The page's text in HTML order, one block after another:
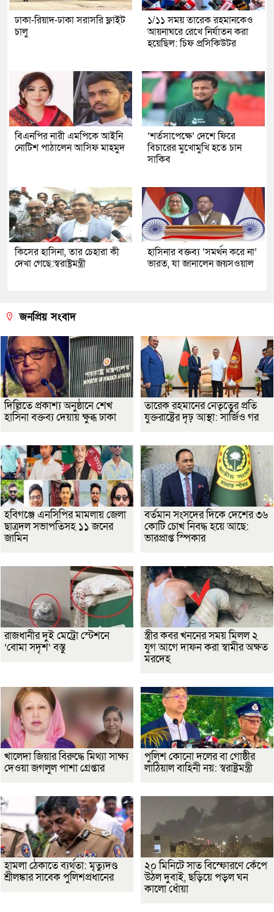
ঢাকা-রিয়াদ-ঢাকা সরাসরি ফ্লাইট
চালু
১/১১ সময় তারেক রহমানকেও
আয়নাঘরে রেখে নির্যাতন করা
হয়েছিল: চিফ প্রসিকিউটর
বিএনপির নারী এমপিকে আইনি
নোটিশ পাঠালেন আসিফ মাহমুদ
‘শর্তসাপেক্ষে’ দেশে ফিরে
বিচারের মুখোমুখি হতে চান
সাকিব
কিসের হাসিনা, তার চেহারা কী
দেখা গেছে:স্বরাষ্ট্রমন্ত্রী
হাসিনার বক্তব্য ‘সমর্থন করে না’
ভারত, যা জানালেন জয়সওয়াল
জনপ্রিয় সংবাদ
দিল্লিতে প্রকাশ্য অনুষ্ঠানে শেখ
হাসিনা বক্তব্য দেয়ায় ক্ষুব্ধ ঢাকা
তারেক রহমানের নেতৃত্বের প্রতি
যুক্তরাষ্ট্রের দৃঢ় আস্থা: সার্জিও গর
হবিগঞ্জে এনসিপির মামলায় জেলা
ছাত্রদল সভাপতিসহ ১১ জনের
জামিন
বর্তমান সংসদের দিকে দেশের ৩৬
কোটি চোখ নিবদ্ধ হয়ে আছে:
ভারপ্রাপ্ত স্পিকার
রাজধানীর দুই মেট্রো স্টেশনে
‘বোমা সদৃশ’ বস্তু
স্ত্রীর কবর খননের সময় মিলল ২
যুগ আগে দাফন করা স্বামীর অক্ষত
মরদেহ
খালেদা জিয়ার বিরুদ্ধে মিথ্যা সাক্ষ্য
দেওয়া জগলুল পাশা গ্রেপ্তার
পুলিশ কোনো দলের বা গোষ্ঠীর
লাঠিয়াল বাহিনী নয়: স্বরাষ্ট্রমন্ত্রী
হামলা ঠেকাতে ব্যর্থতা: মৃত্যুদণ্ড
শ্রীলঙ্কার সাবেক পুলিশপ্রধানের
২০ মিনিটে সাত বিস্ফোরণে কেঁপে
উঠল দুবাই, ছড়িয়ে পড়ল ঘন
কালো ধোঁয়া